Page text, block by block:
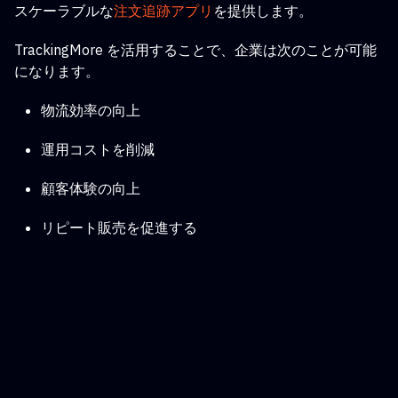
スケーラブルな注文追跡アプリ を提供します。
TrackingMore を活用することで、企業は次のことが可能
になります。
物流効率の向上
運用コストを削減
顧客体験の向上
リピート販売を促進する